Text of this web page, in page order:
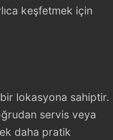
keşfetmek için
bir lokasyona sahiptir.
servis veya
daha pratik